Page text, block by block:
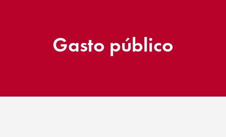
Gasto público